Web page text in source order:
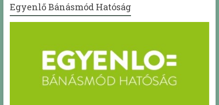
Egyenlő Bánásmód Hatóság